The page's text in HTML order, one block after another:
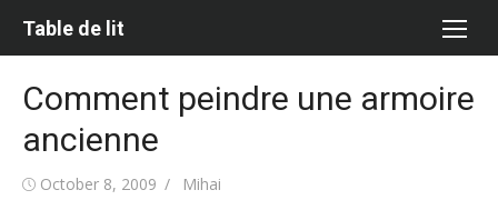
Table de lit
Comment peindre une armoire
ancienne
Posted
October 8, 2009 Author
Mihai